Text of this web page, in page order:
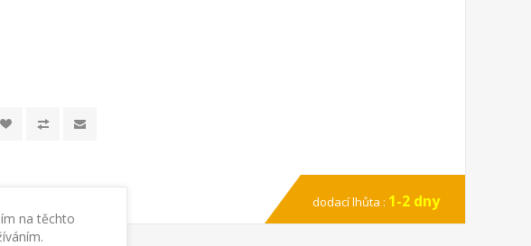
dodací lhůta : 1-2 dny
na těchto